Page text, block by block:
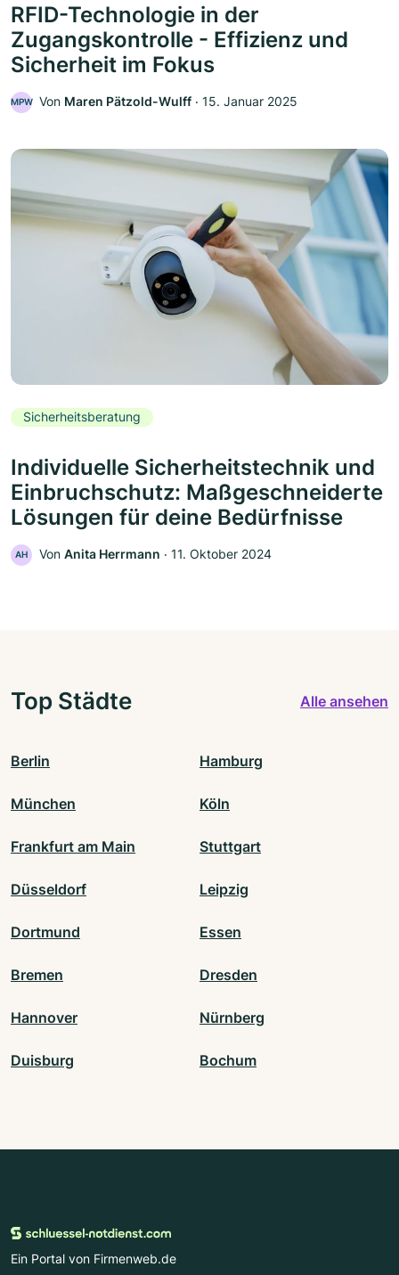
RFID-Technologie in der
Zugangskontrolle - Effizienz und
Sicherheit im Fokus
MPW Von Maren Pätzold-Wulff ‧ 15. Januar 2025
Sicherheitsberatung
Individuelle Sicherheitstechnik und
Einbruchschutz: Maßgeschneiderte
Lösungen für deine Bedürfnisse
AH Von Anita Herrmann ‧ 11. Oktober 2024
Top Städte Alle ansehen
Berlin Hamburg
München Köln
Frankfurt am Main Stuttgart
Düsseldorf Leipzig
Dortmund Essen
Bremen Dresden
Hannover Nürnberg
Duisburg Bochum
Ein Portal von Firmenweb.de